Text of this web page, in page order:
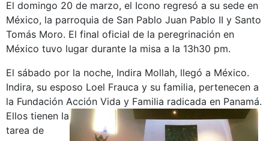
El domingo 20 de marzo, el Icono regresó a su sede en
México, la parroquia de San Pablo Juan Pablo II y Santo
Tomás Moro. El final oficial de la peregrinación en
México tuvo lugar durante la misa a la 13h30 pm.
El sábado por la noche, Indira Mollah, llegó a México.
Indira, su esposo Loel Frauca y su familia, pertenecen a
la Fundación Acción Vida y Familia radicada en Panamá.
Ellos tienen la
tarea de